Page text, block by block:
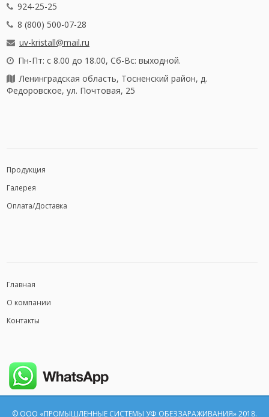
924-25-25
8 (800) 500-07-28
uv-kristall@mail.ru
Пн-Пт: с 8.00 до 18.00, Сб-Вс: выходной.
Ленинградская область, Тосненский район, д.
Федоровское, ул. Почтовая, 25
Продукция
Галерея
Оплата/Доставка
Главная
О компании
Контакты
© ООО «ПРОМЫШЛЕННЫЕ СИСТЕМЫ УФ ОБЕЗЗАРАЖИВАНИЯ» 2018.